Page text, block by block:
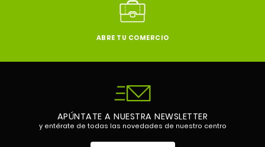
ABRE TU COMERCIO
APÚNTATE A NUESTRA NEWSLETTER
y entérate de todas las novedades de nuestro centro